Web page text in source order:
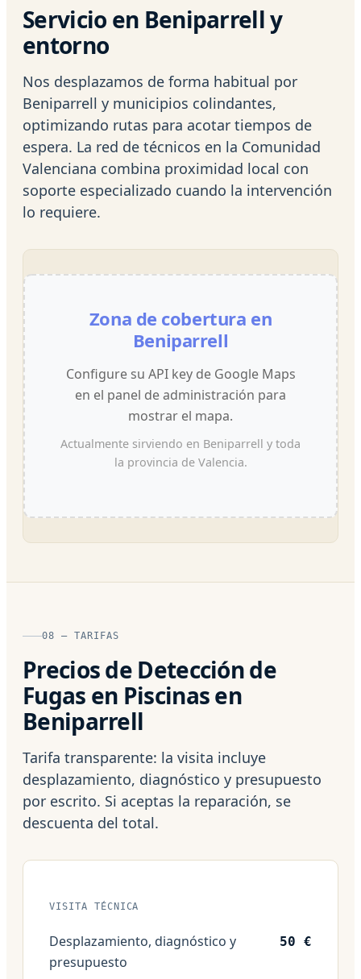
Servicio en Beniparrell y
entorno
Nos desplazamos de forma habitual por
Beniparrell y municipios colindantes,
optimizando rutas para acotar tiempos de
espera. La red de técnicos en la Comunidad
Valenciana combina proximidad local con
soporte especializado cuando la intervención
lo requiere.
Zona de cobertura en
Beniparrell
Configure su API key de Google Maps
en el panel de administración para
mostrar el mapa.
Actualmente sirviendo en Beniparrell y toda
la provincia de Valencia.
08 — TARIFAS
Precios de Detección de
Fugas en Piscinas en
Beniparrell
Tarifa transparente: la visita incluye
desplazamiento, diagnóstico y presupuesto
por escrito. Si aceptas la reparación, se
descuenta del total.
VISITA TÉCNICA
Desplazamiento, diagnóstico y
presupuesto
50 €